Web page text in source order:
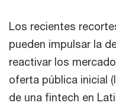
Los recientes
pueden impulsar la
reactivar los
oferta pública inicial
de una fintech en